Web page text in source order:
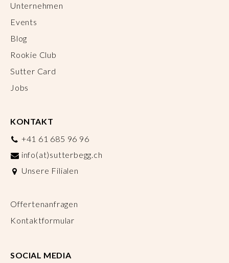
Unternehmen
Events
Blog
Rookie Club
Sutter Card
Jobs
KONTAKT
+41 61 685 96 96
info(at)sutterbegg.ch
Unsere Filialen
Offertenanfragen
Kontaktformular
SOCIAL MEDIA